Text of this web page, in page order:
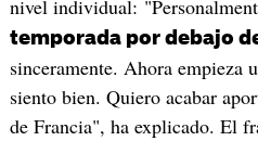
nivel individual:
temporada por debajo
sinceramente. Ahora empieza
siento bien. Quiero acabar
de Francia", ha explicado. El